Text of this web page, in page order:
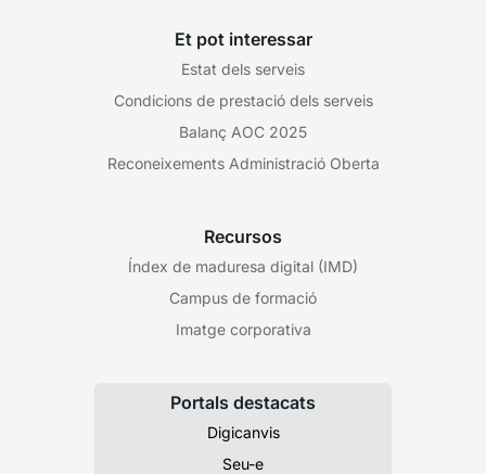
Et pot interessar
Estat dels serveis
Condicions de prestació dels serveis
Balanç AOC 2025
Reconeixements Administració Oberta
Recursos
Índex de maduresa digital (IMD)
Campus de formació
Imatge corporativa
Portals destacats
Digicanvis
Seu-e